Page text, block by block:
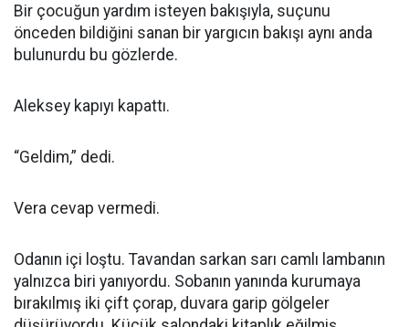
Bir çocuğun yardım isteyen bakışıyla, suçunu
önceden bildiğini sanan bir yargıcın bakışı aynı anda
bulunurdu bu gözlerde.
Aleksey kapıyı kapattı.
“Geldim,” dedi.
Vera cevap vermedi.
Odanın içi loştu. Tavandan sarkan sarı camlı lambanın
yalnızca biri yanıyordu. Sobanın yanında kurumaya
bırakılmış iki çift çorap, duvara garip gölgeler